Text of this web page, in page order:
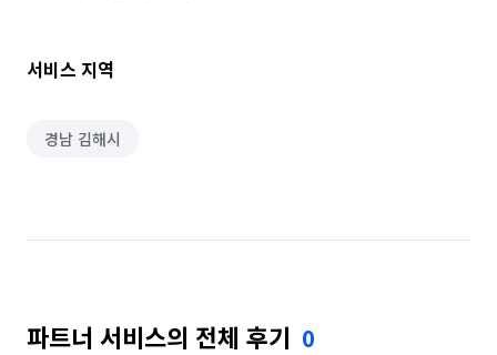
서비스 지역
경남 김해시
파트너 서비스의 전체 후기 0